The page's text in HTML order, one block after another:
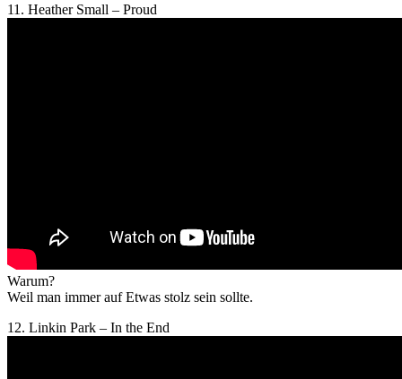
11. Heather Small – Proud
Warum?
Weil man immer auf Etwas stolz sein sollte.
12. Linkin Park – In the End